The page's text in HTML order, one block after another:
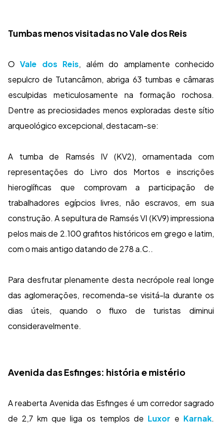
Tumbas menos visitadas no Vale dos Reis
OVale dos Reis, além do amplamente conhecido
sepulcro de Tutancâmon, abriga 63 tumbas e câmaras
esculpidas meticulosamente na formação rochosa.
Dentre as preciosidades menos exploradas deste sítio
arqueológico excepcional, destacam-se:
A tumba de Ramsés IV (KV2), ornamentada com
representações do Livro dos Mortos e inscrições
hieroglíficas que comprovam a participação de
trabalhadores egípcios livres, não escravos, em sua
construção. A sepultura de Ramsés VI (KV9) impressiona
pelos mais de 2.100 grafitos históricos em grego e latim,
com o mais antigo datando de 278 a.C..
Para desfrutar plenamente desta necrópole real longe
das aglomerações, recomenda-se visitá-la durante os
dias úteis, quando o fluxo de turistas diminui
consideravelmente.
Avenida das Esfinges: história e mistério
A reaberta Avenida das Esfinges é um corredor sagrado
de 2,7 km que liga os templos de Luxor e Karnak.